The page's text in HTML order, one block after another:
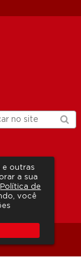
e outras
a sua
Política de
você